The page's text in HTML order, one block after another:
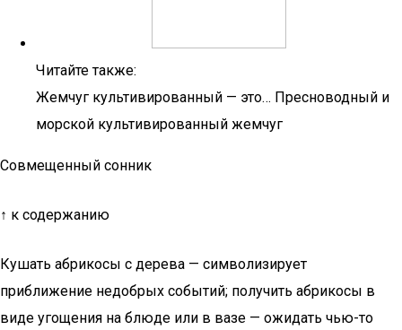
Читайте также:
Жемчуг культивированный — это… Пресноводный и
морской культивированный жемчуг
Совмещенный сонник
↑ к содержанию
Кушать абрикосы с дерева — символизирует
приближение недобрых событий; получить абрикосы в
виде угощения на блюде или в вазе — ожидать чью-то